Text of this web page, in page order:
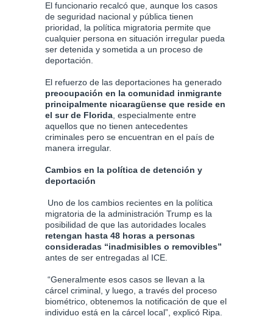
El funcionario recalcó que, aunque los casos
de seguridad nacional y pública tienen
prioridad, la política migratoria permite que
cualquier persona en situación irregular pueda
ser detenida y sometida a un proceso de
deportación.
El refuerzo de las deportaciones ha generado
preocupación en la comunidad inmigrante
principalmente nicaragüense que reside en
el sur de Florida, especialmente entre
aquellos que no tienen antecedentes
criminales pero se encuentran en el país de
manera irregular.
Cambios en la política de detención y
deportación
Uno de los cambios recientes en la política
migratoria de la administración Trump es la
posibilidad de que las autoridades locales
retengan hasta 48 horas a personas
consideradas “inadmisibles o removibles”
antes de ser entregadas al ICE.
“Generalmente esos casos se llevan a la
cárcel criminal, y luego, a través del proceso
biométrico, obtenemos la notificación de que el
individuo está en la cárcel local”, explicó Ripa.